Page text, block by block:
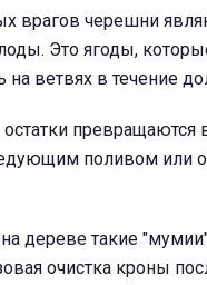
врагов черешни
Это ягоды,
ветвях в течение
превращаются
поливом или
дереве такие
очистка кроны